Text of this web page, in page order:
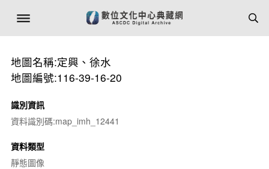
地圖名稱:定興、徐水
地圖編號:116-39-16-20
識別資訊
資料識別碼:map_imh_12441
資料類型
靜態圖像